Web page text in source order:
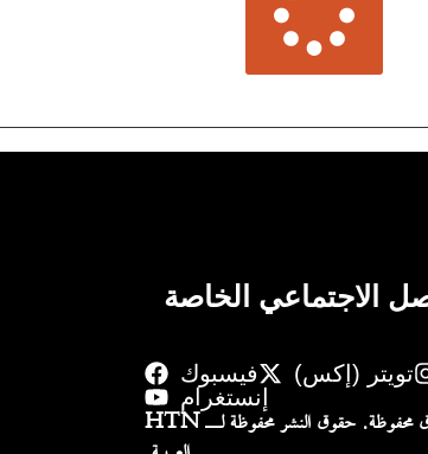
الاجتماعي الخاصة
فيسبوك تويتر (إكس)
إنستغرام
جميع الحقوق محفوظة. حقوق النشر محفوظة لـ HTN